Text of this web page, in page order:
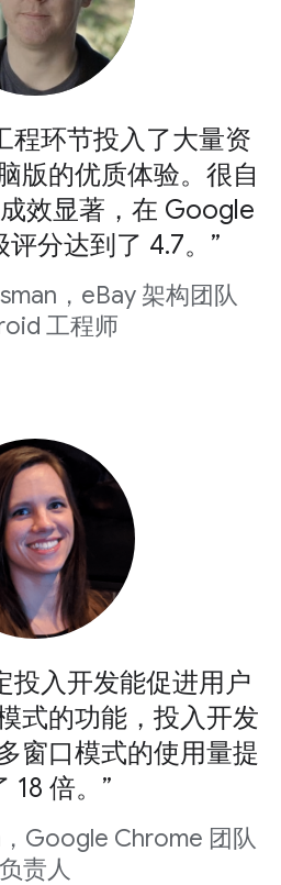
程环节投入了大量资
版的优质体验。很自
效显著，在 Google
评分达到了 4.7。”
，eBay 架构团队
工程师
投入开发能促进用户
式的功能，投入开发
窗口模式的使用量提
18 倍。”
Google Chrome 团队
负责人